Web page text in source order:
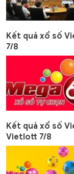
Kết quả xổ số
7/8
Kết quả xổ số
Vietlott 7/8